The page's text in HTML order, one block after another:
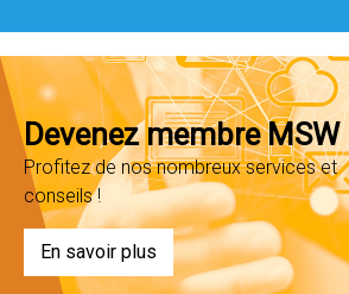
Devenez membre MSW
Profitez de nos nombreux services et
conseils !
En savoir plus